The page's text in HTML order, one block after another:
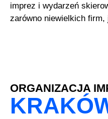
imprez i wydarzeń
zarówno niewielkich
ORGANIZACJA